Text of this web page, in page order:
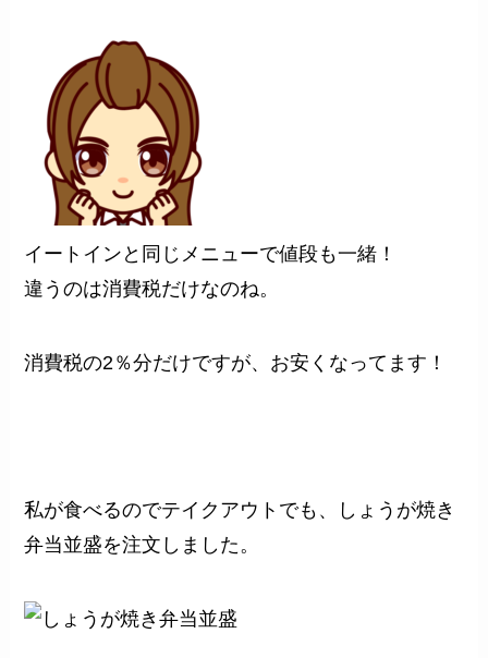
イートインと同じメニューで値段も一緒！
違うのは消費税だけなのね。
消費税の2％分だけですが、お安くなってます！
私が食べるのでテイクアウトでも、しょうが焼き
弁当並盛を注文しました。